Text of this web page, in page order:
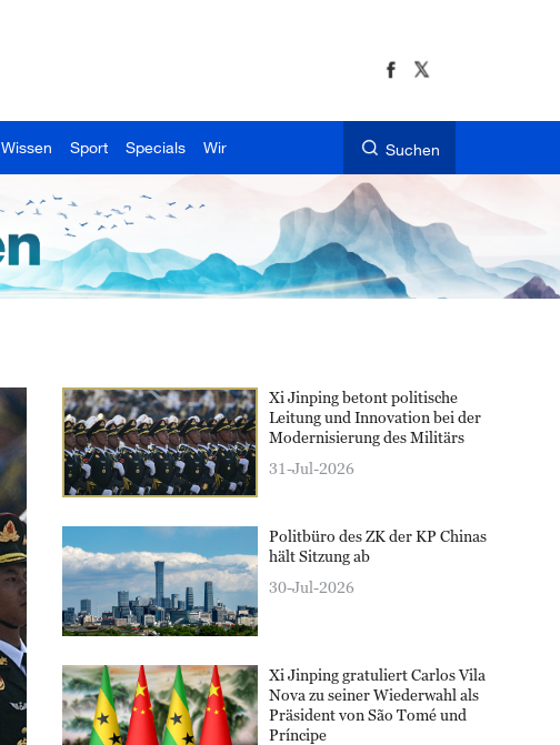
Wissen Sport Specials Wir Suchen
Xi Jinping betont politische
Leitung und Innovation bei der
Modernisierung des Militärs
31-Jul-2026
Politbüro des ZK der KP Chinas
hält Sitzung ab
30-Jul-2026
Xi Jinping gratuliert Carlos Vila
Nova zu seiner Wiederwahl als
Präsident von São Tomé und
Príncipe